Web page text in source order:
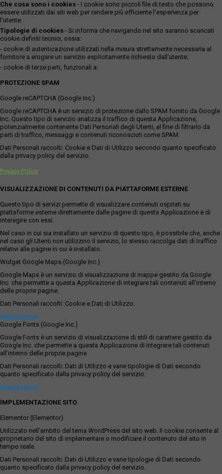
Che cosa sono i cookies - I cookie sono piccoli file di testo che possono
essere utilizzati dai siti web per rendere più efficiente l'esperienza per
l'utente.
Tipologie di cookies - Si informa che navigando nel sito saranno scaricati
cookie definiti tecnici, ossia:
- cookie di autenticazione utilizzati nella misura strettamente necessaria al
fornitore a erogare un servizio esplicitamente richiesto dall'utente;
- cookie di terze parti, funzionali a:
PROTEZIONE SPAM
Google reCAPTCHA (Google Inc.)
Google reCAPTCHA è un servizio di protezione dallo SPAM fornito da Google
Inc. Questo tipo di servizio analizza il traffico di questa Applicazione,
potenzialmente contenente Dati Personali degli Utenti, al fine di filtrarlo da
parti di traffico, messaggi e contenuti riconosciuti come SPAM.
Dati Personali raccolti: Cookie e Dati di Utilizzo secondo quanto specificato
dalla privacy policy del servizio.
Privacy Policy
VISUALIZZAZIONE DI CONTENUTI DA PIATTAFORME ESTERNE
Questo tipo di servizi permette di visualizzare contenuti ospitati su
piattaforme esterne direttamente dalle pagine di questa Applicazione e di
interagire con essi.
Nel caso in cui sia installato un servizio di questo tipo, è possibile che, anche
nel caso gli Utenti non utilizzino il servizio, lo stesso raccolga dati di traffico
relativi alle pagine in cui è installato.
Widget Google Maps (Google Inc.)
Google Maps è un servizio di visualizzazione di mappe gestito da Google
Inc. che permette a questa Applicazione di integrare tali contenuti all'interno
delle proprie pagine.
Dati Personali raccolti: Cookie e Dati di Utilizzo.
Privacy Policy
Google Fonts (Google Inc.)
Google Fonts è un servizio di visualizzazione di stili di carattere gestito da
Google Inc. che permette a questa Applicazione di integrare tali contenuti
all'interno delle proprie pagine.
Dati Personali raccolti: Dati di Utilizzo e varie tipologie di Dati secondo
quanto specificato dalla privacy policy del servizio.
Privacy Policy
IMPLEMENTAZIONE SITO
Elementor (Elementor)
Utilizzato nell'ambito del tema WordPress del sito web. Il cookie consente al
proprietario del sito di implementare o modificare il contenuto del sito in
tempo reale.
Dati Personali raccolti: Dati di Utilizzo e varie tipologie di Dati secondo
quanto specificato dalla privacy policy del servizio.